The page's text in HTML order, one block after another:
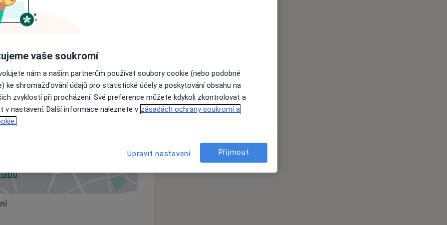
nejsou k dispozici
informace o svých službách.
v nové záložce
vaše soukromí
nám a našim partnerům používat soubory cookie (nebo podobné
ke shromažďování údajů pro statistické účely a poskytování obsahu na
zvyklostí při procházení. Své preference můžete kdykoli zkontrolovat a
v nastavení. Další informace naleznete v zásadách ochrany soukromí a
Upravit nastavení Přijmout